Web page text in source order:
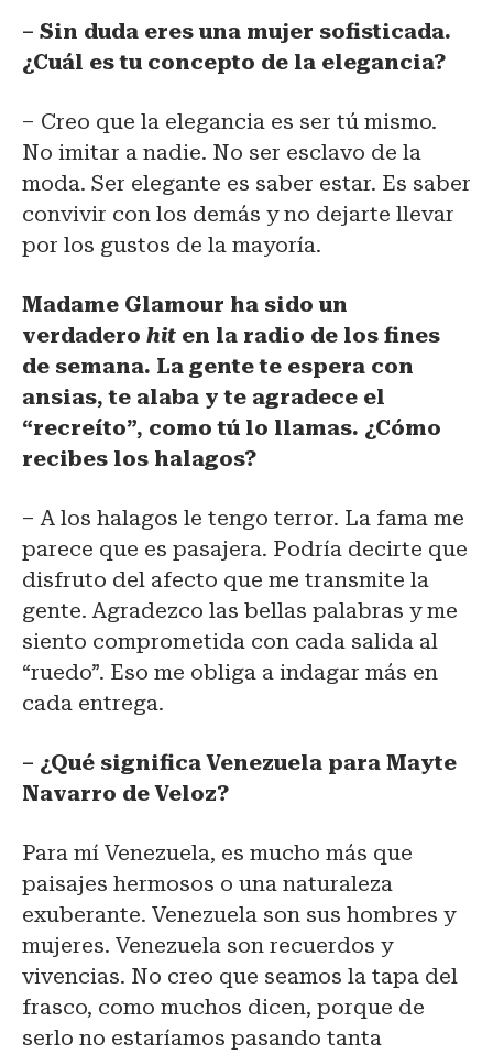
– Sin duda eres una mujer sofisticada.
¿Cuál es tu concepto de la elegancia?
– Creo que la elegancia es ser tú mismo.
No imitar a nadie. No ser esclavo de la
moda. Ser elegante es saber estar. Es saber
convivir con los demás y no dejarte llevar
por los gustos de la mayoría.
Madame Glamour ha sido un
verdadero hit en la radio de los fines
de semana. La gente te espera con
ansias, te alaba y te agradece el
“recreíto”, como tú lo llamas. ¿Cómo
recibes los halagos?
– A los halagos le tengo terror. La fama me
parece que es pasajera. Podría decirte que
disfruto del afecto que me transmite la
gente. Agradezco las bellas palabras y me
siento comprometida con cada salida al
“ruedo”. Eso me obliga a indagar más en
cada entrega.
– ¿Qué significa Venezuela para Mayte
Navarro de Veloz?
Para mí Venezuela, es mucho más que
paisajes hermosos o una naturaleza
exuberante. Venezuela son sus hombres y
mujeres. Venezuela son recuerdos y
vivencias. No creo que seamos la tapa del
frasco, como muchos dicen, porque de
serlo no estaríamos pasando tanta